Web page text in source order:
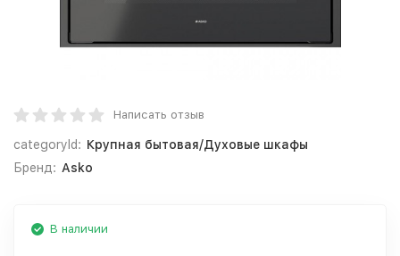
Написать отзыв
categoryId: Крупная бытовая/Духовые шкафы
Бренд: Asko
В наличии